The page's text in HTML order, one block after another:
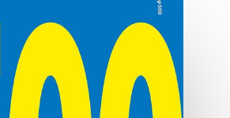
MEHR ERFAHREN